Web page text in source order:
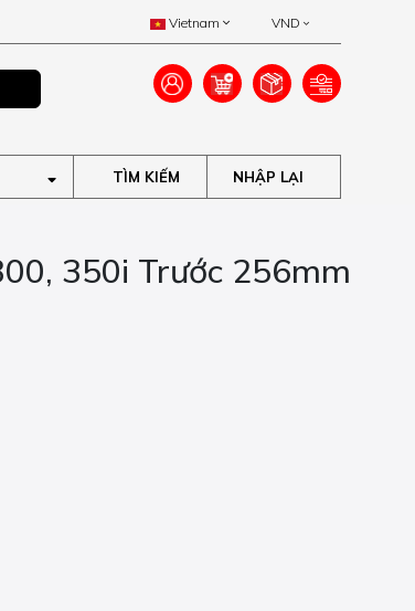
Vietnam VND
TÌM KIẾM
350i Trước 256mm